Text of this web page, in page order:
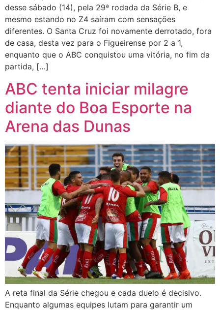
desse sábado (14), pela 29ª rodada da Série B, e
mesmo estando no Z4 saíram com sensações
diferentes. O Santa Cruz foi novamente derrotado, fora
de casa, desta vez para o Figueirense por 2 a 1,
enquanto que o ABC conquistou uma vitória, no fim da
partida, […]
ABC tenta iniciar milagre
diante do Boa Esporte na
Arena das Dunas
A reta final da Série chegou e cada duelo é decisivo.
Enquanto algumas equipes lutam para garantir um